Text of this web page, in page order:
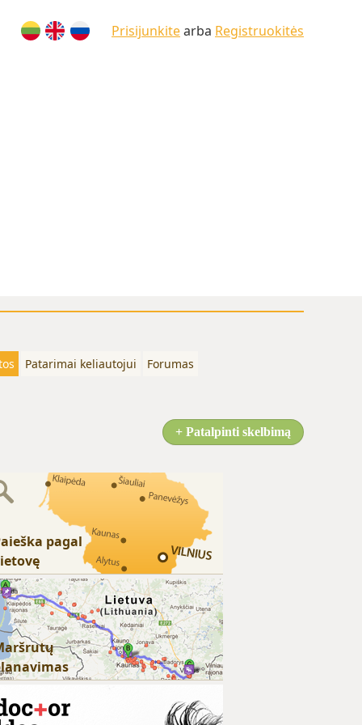
Prisijunkitearba Registruokitės
Patarimai keliautojui
Forumas
+ Patalpinti skelbimą
pagal